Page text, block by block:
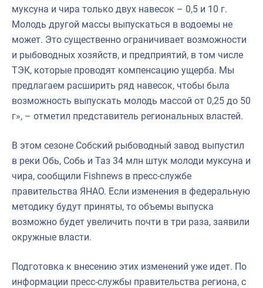
муксуна и чира только двух навесок – 0,5 и 10 г.
Молодь другой массы выпускаться в водоемы не
может. Это существенно ограничивает возможности
и рыбоводных хозяйств, и предприятий, в том числе
ТЭК, которые проводят компенсацию ущерба. Мы
предлагаем расширить ряд навесок, чтобы была
возможность выпускать молодь массой от 0,25 до 50
г», – отметил представитель региональных властей.
В этом сезоне Собский рыбоводный завод выпустил
в реки Обь, Собь и Таз 34 млн штук молоди муксуна и
чира, сообщили Fishnews в пресс-службе
правительства ЯНАО. Если изменения в федеральную
методику будут приняты, то объемы выпуска
возможно будет увеличить почти в три раза, заявили
окружные власти.
Подготовка к внесению этих изменений уже идет. По
информации пресс-службы правительства региона, с